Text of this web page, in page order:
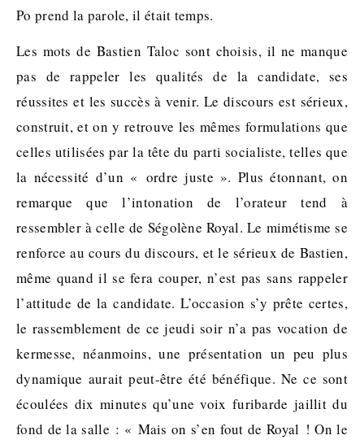
Po prend la parole, il était temps.
Les mots de Bastien Taloc sont choisis, il ne manque
pas de rappeler les qualités de la candidate, ses
réussites et les succès à venir. Le discours est sérieux,
construit, et on y retrouve les mêmes formulations que
celles utilisées par la tête du parti socialiste, telles que
la nécessité d’un « ordre juste ». Plus étonnant, on
remarque que l’intonation de l’orateur tend à
ressembler à celle de Ségolène Royal. Le mimétisme se
renforce au cours du discours, et le sérieux de Bastien,
même quand il se fera couper, n’est pas sans rappeler
l’attitude de la candidate. L’occasion s’y prête certes,
le rassemblement de ce jeudi soir n’a pas vocation de
kermesse, néanmoins, une présentation un peu plus
dynamique aurait peut-être été bénéfique. Ne ce sont
écoulées dix minutes qu’une voix furibarde jaillit du
fond de la salle : « Mais on s’en fout de Royal ! On le